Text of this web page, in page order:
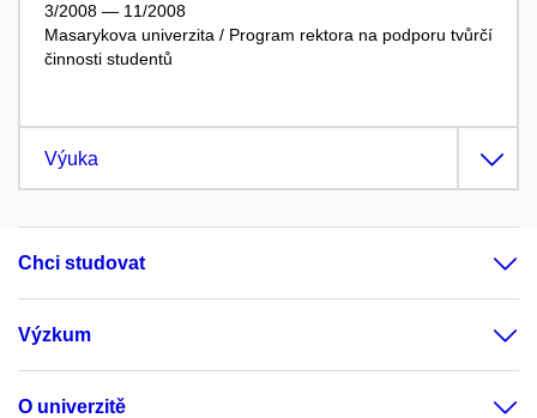
3/2008 — 11/2008
Masarykova univerzita / Program rektora na podporu tvůrčí
činnosti studentů
Výuka
Chci studovat
Výzkum
O univerzitě